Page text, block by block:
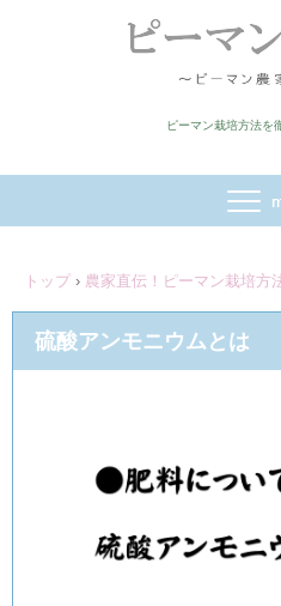
ピーマン栽培方法を
トップ › 農家直伝！ピーマン栽培方
硫酸アンモニウムとは